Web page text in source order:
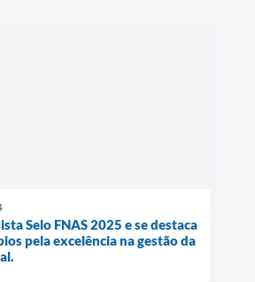
Selo FNAS 2025 e se destaca
pela excelência na gestão da